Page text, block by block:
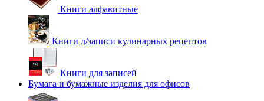
Книги алфавитные
Книги д/записи кулинарных рецептов
Книги для записей
Бумага и бумажные изделия для офисов